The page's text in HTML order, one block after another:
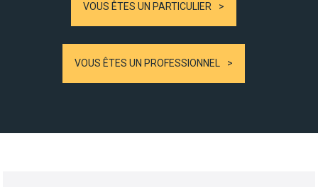
VOUS ÊTES UN PARTICULIER
VOUS ÊTES UN PROFESSIONNEL